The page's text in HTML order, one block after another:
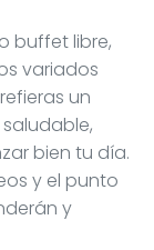
buffet libre,
variados
un
bien tu día.
y el punto
y